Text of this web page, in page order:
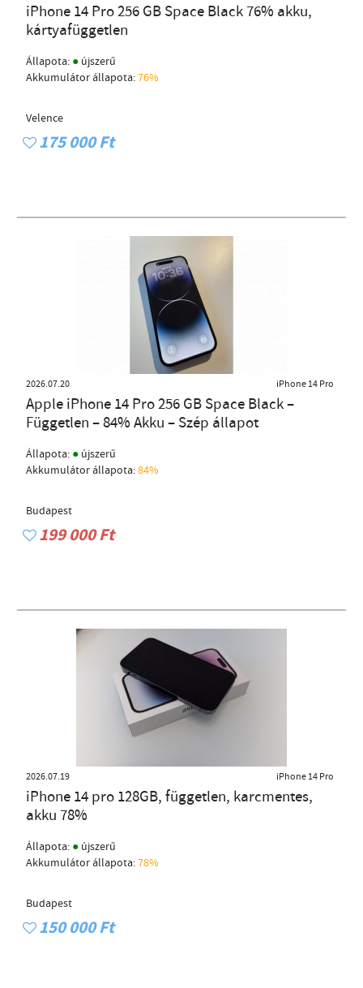
iPhone 14 Pro 256 GB Space Black 76% akku,
kártyafüggetlen
Állapota: ● újszerű
Akkumulátor állapota:76%
Velence
175 000 Ft
2026.07.20 iPhone 14 Pro
Apple iPhone 14 Pro 256 GB Space Black –
Független – 84% Akku – Szép állapot
Állapota: ● újszerű
Akkumulátor állapota:84%
Budapest
199 000 Ft
2026.07.19 iPhone 14 Pro
iPhone 14 pro 128GB, független, karcmentes,
akku 78%
Állapota: ● újszerű
Akkumulátor állapota:78%
Budapest
150 000 Ft